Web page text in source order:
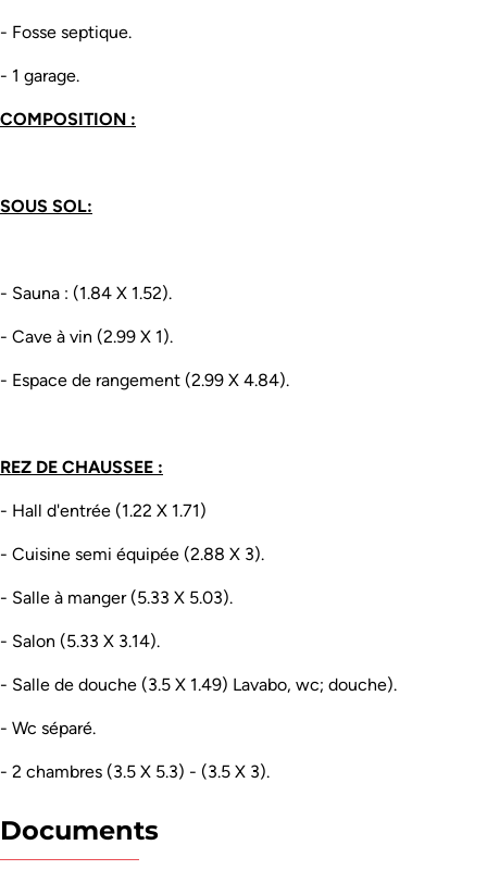
- Fosse septique.
- 1 garage.
COMPOSITION :
SOUS SOL:
- Sauna : (1.84 X 1.52).
- Cave à vin (2.99 X 1).
- Espace de rangement (2.99 X 4.84).
REZ DE CHAUSSEE :
- Hall d'entrée (1.22 X 1.71)
- Cuisine semi équipée (2.88 X 3).
- Salle à manger (5.33 X 5.03).
- Salon (5.33 X 3.14).
- Salle de douche (3.5 X 1.49) Lavabo, wc; douche).
- Wc séparé.
- 2 chambres (3.5 X 5.3) - (3.5 X 3).
Documents